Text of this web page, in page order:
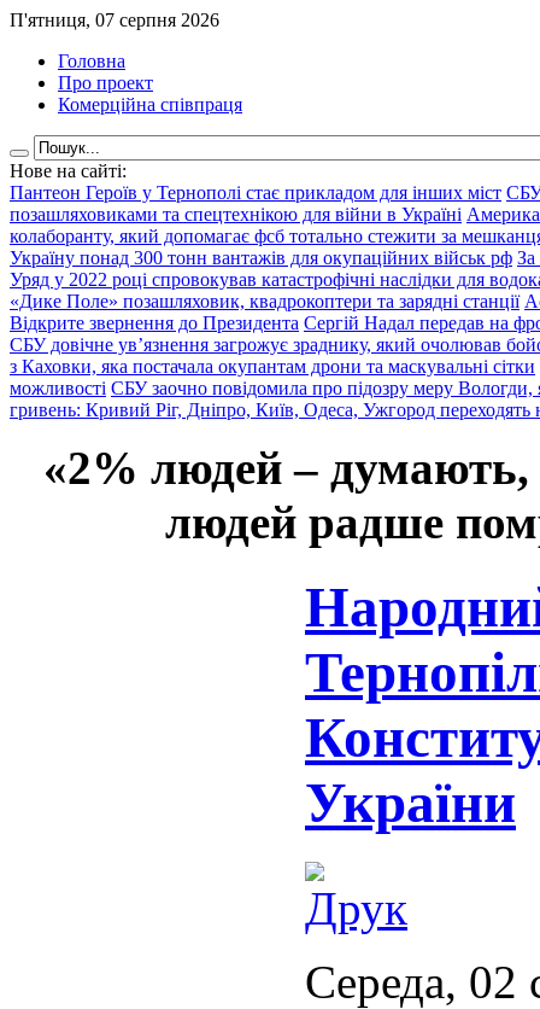
П'ятниця, 07 серпня 2026
Головна
Про проект
Комерційна співпраця
Нове на сайті:
Пантеон Героїв у Тернополі стає прикладом для інших міст СБУ
позашляховиками та спецтехнікою для війни в Україні
колаборанту, який допомагає фсб тотально стежити за
Україну понад 300 тонн вантажів для окупаційних військ рф За
Уряд у 2022 році спровокував катастрофічні наслідки для
«Дике Поле» позашляховик, квадрокоптери та зарядні станції
Відкрите звернення до Президента Сергій Надал передав на
СБУ довічне ув’язнення загрожує зраднику, який очолював
з Каховки, яка постачала окупантам дрони та маскувальні сітки
можливості СБУ заочно повідомила про підозру меру Вологди,
гривень: Кривий Ріг, Дніпро, Київ, Одеса, Ужгород переходять
«2% людей –
людей радше
України
Середа, 02